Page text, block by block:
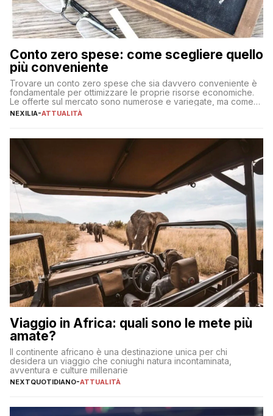
Conto zero spese: come scegliere quello
più conveniente
Trovare un conto zero spese che sia davvero conveniente è
fondamentale per ottimizzare le proprie risorse economiche.
Le offerte sul mercato sono numerose e variegate, ma come
individuare quella più adatta alle proprie esigenze senza
sul […]
NEXILIA-ATTUALITÀ
Viaggio in Africa: quali sono le mete più
amate?
Il continente africano è una destinazione unica per chi
desidera un viaggio che coniughi natura incontaminata,
avventura e culture millenarie
NEXTQUOTIDIANO-ATTUALITÀ